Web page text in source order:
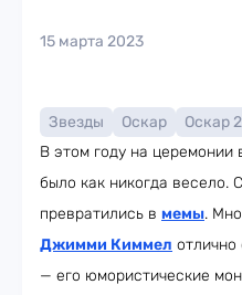
15 марта 2023
Звезды Оскар Оскар
В этом году на церемонии
было как никогда
превратились в мемы.
Джимми Киммел отлично
— его юмористические